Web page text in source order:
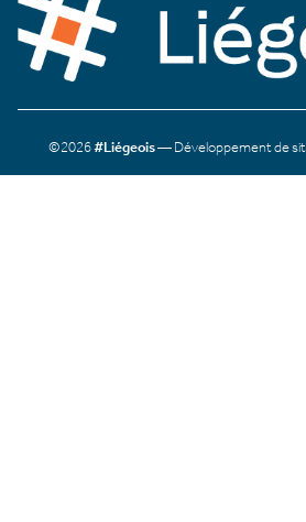
©2026#Liégeois— Développement de